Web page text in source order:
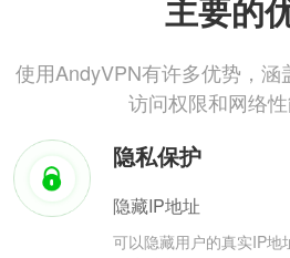
主要的
使用AndyVPN有许多优势，涵
访问权限和网络
隐私保护
隐藏IP地址
可以隐藏用户的真实IP地